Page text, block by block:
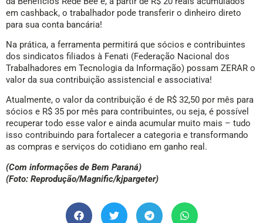
em cashback, o trabalhador pode transferir o dinheiro direto
para sua conta bancária!
Na prática, a ferramenta permitirá que sócios e contribuintes
dos sindicatos filiados à Fenati (Federação Nacional dos
Trabalhadores em Tecnologia da Informação) possam ZERAR o
valor da sua contribuição assistencial e associativa!
Atualmente, o valor da contribuição é de R$ 32,50 por mês para
sócios e R$ 35 por mês para contribuintes, ou seja, é possível
recuperar todo esse valor e ainda acumular muito mais – tudo
isso contribuindo para fortalecer a categoria e transformando
as compras e serviços do cotidiano em ganho real.
(Com informações de Bem Paraná)
(Foto: Reprodução/Magnific/kjpargeter)